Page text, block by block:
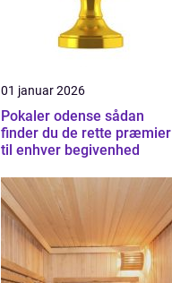
01 januar 2026
Pokaler odense sådan
finder du de rette præmier
til enhver begivenhed